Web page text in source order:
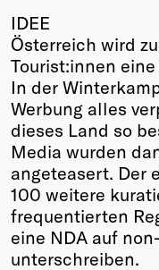
IDEE
Österreich wird
Tourist:innen
In der
Werbung alles
dieses Land so
Media wurden
angeteasert. Der
100 weitere
frequentierten
eine NDA auf
unterschreiben.